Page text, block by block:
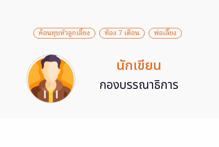
ค้อนทุบหัวลูกเลี้ยง ท้อง 7 เดือน พ่อเลี้ยง
นักเขียน
กองบรรณาธิการ